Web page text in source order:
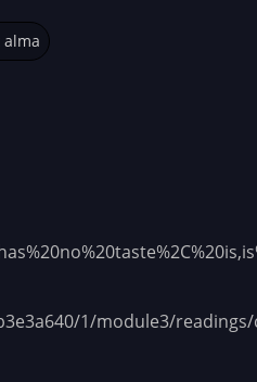
1/module3/